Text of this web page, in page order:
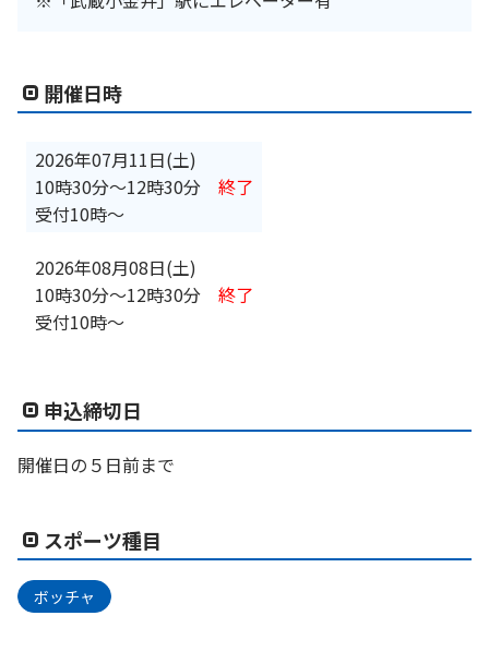
開催日時
2026年07月11日(土)
10時30分〜12時30分
受付10時～
終了
2026年08月08日(土)
10時30分〜12時30分
受付10時～
終了
申込締切日
開催日の５日前まで
スポーツ種目
ボッチャ